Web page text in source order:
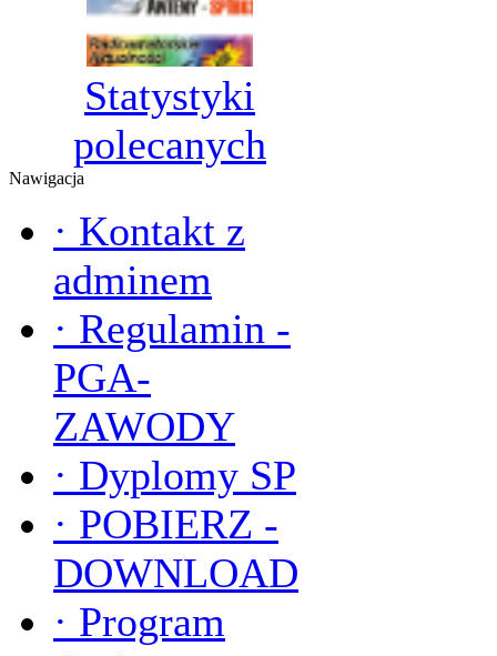
Statystyki
polecanych
Nawigacja
· Kontakt z
adminem
· Regulamin -
PGA-
ZAWODY
· Dyplomy SP
· POBIERZ -
DOWNLOAD
· Program